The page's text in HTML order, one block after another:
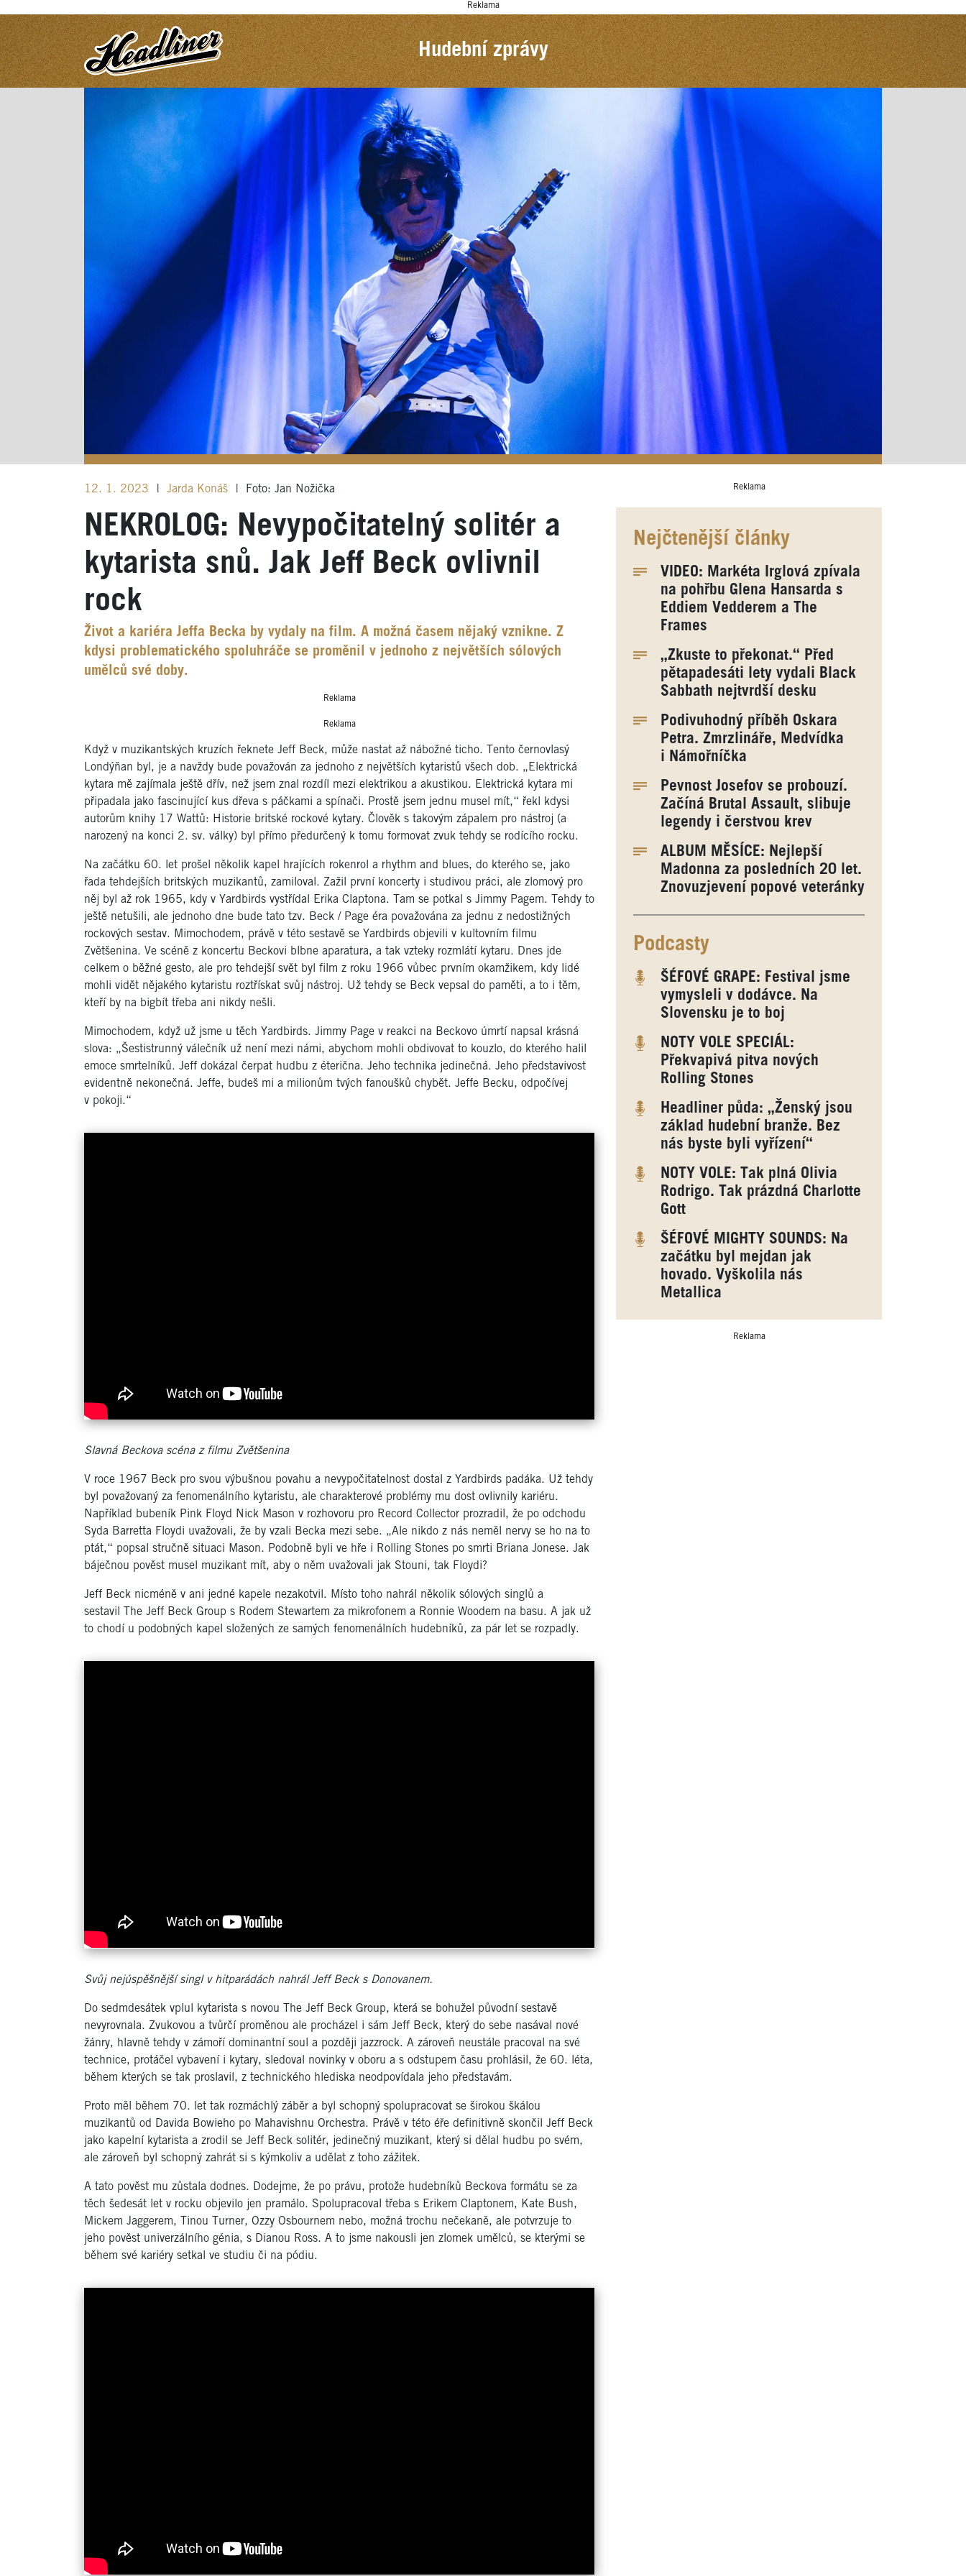
Reklama
Hudební zprávy
12. 1. 2023 Jarda Konáš Foto: Jan Nožička
NEKROLOG: Nevypočitatelný solitér a
kytarista snů. Jak Jeff Beck ovlivnil
rock
Život a kariéra Jeffa Becka by vydaly na film. A možná časem nějaký vznikne. Z
kdysi problematického spoluhráče se proměnil v jednoho z největších sólových
umělců své doby.
Reklama
Reklama
Když v muzikantských kruzích řeknete Jeff Beck, může nastat až nábožné ticho. Tento černovlasý
Londýňan byl, je a navždy bude považován za jednoho z největších kytaristů všech dob. „Elektrická
kytara mě zajímala ještě dřív, než jsem znal rozdíl mezi elektrikou a akustikou. Elektrická kytara mi
připadala jako fascinující kus dřeva s páčkami a spínači. Prostě jsem jednu musel mít,“ řekl kdysi
autorům knihy 17 Wattů: Historie britské rockové kytary. Člověk s takovým zápalem pro nástroj (a
narozený na konci 2. sv. války) byl přímo předurčený k tomu formovat zvuk tehdy se rodícího rocku.
Na začátku 60. let prošel několik kapel hrajících rokenrol a rhythm and blues, do kterého se, jako
řada tehdejších britských muzikantů, zamiloval. Zažil první koncerty i studivou práci, ale zlomový pro
něj byl až rok 1965, kdy v Yardbirds vystřídal Erika Claptona. Tam se potkal s Jimmy Pagem. Tehdy to
ještě netušili, ale jednoho dne bude tato tzv. Beck / Page éra považována za jednu z nedostižných
rockových sestav. Mimochodem, právě v této sestavě se Yardbirds objevili v kultovním filmu
Zvětšenina. Ve scéně z koncertu Beckovi blbne aparatura, a tak vzteky rozmlátí kytaru. Dnes jde
celkem o běžné gesto, ale pro tehdejší svět byl film z roku 1966 vůbec prvním okamžikem, kdy lidé
mohli vidět nějakého kytaristu roztřískat svůj nástroj. Už tehdy se Beck vepsal do paměti, a to i těm,
kteří by na bigbít třeba ani nikdy nešli.
Mimochodem, když už jsme u těch Yardbirds. Jimmy Page v reakci na Beckovo úmrtí napsal krásná
slova: „Šestistrunný válečník už není mezi námi, abychom mohli obdivovat to kouzlo, do kterého halil
emoce smrtelníků. Jeff dokázal čerpat hudbu z éterična. Jeho technika jedinečná. Jeho představivost
evidentně nekonečná. Jeffe, budeš mi a milionům tvých fanoušků chybět. Jeffe Becku, odpočívej
v pokoji.“
Slavná Beckova scéna z filmu Zvětšenina
V roce 1967 Beck pro svou výbušnou povahu a nevypočitatelnost dostal z Yardbirds padáka. Už tehdy
byl považovaný za fenomenálního kytaristu, ale charakterové problémy mu dost ovlivnily kariéru.
Například bubeník Pink Floyd Nick Mason v rozhovoru pro Record Collector prozradil, že po odchodu
Syda Barretta Floydi uvažovali, že by vzali Becka mezi sebe. „Ale nikdo z nás neměl nervy se ho na to
ptát,“ popsal stručně situaci Mason. Podobně byli ve hře i Rolling Stones po smrti Briana Jonese. Jak
báječnou pověst musel muzikant mít, aby o něm uvažovali jak Stouni, tak Floydi?
Jeff Beck nicméně v ani jedné kapele nezakotvil. Místo toho nahrál několik sólových singlů a
sestavil The Jeff Beck Group s Rodem Stewartem za mikrofonem a Ronnie Woodem na basu. A jak už
to chodí u podobných kapel složených ze samých fenomenálních hudebníků, za pár let se rozpadly.
Svůj nejúspěšnější singl v hitparádách nahrál Jeff Beck s Donovanem.
Do sedmdesátek vplul kytarista s novou The Jeff Beck Group, která se bohužel původní sestavě
nevyrovnala. Zvukovou a tvůrčí proměnou ale procházel i sám Jeff Beck, který do sebe nasával nové
žánry, hlavně tehdy v zámoří dominantní soul a později jazzrock. A zároveň neustále pracoval na své
technice, protáčel vybavení i kytary, sledoval novinky v oboru a s odstupem času prohlásil, že 60. léta,
během kterých se tak proslavil, z technického hlediska neodpovídala jeho představám.
Proto měl během 70. let tak rozmáchlý záběr a byl schopný spolupracovat se širokou škálou
muzikantů od Davida Bowieho po Mahavishnu Orchestra. Právě v této éře definitivně skončil Jeff Beck
jako kapelní kytarista a zrodil se Jeff Beck solitér, jedinečný muzikant, který si dělal hudbu po svém,
ale zároveň byl schopný zahrát si s kýmkoliv a udělat z toho zážitek.
A tato pověst mu zůstala dodnes. Dodejme, že po právu, protože hudebníků Beckova formátu se za
těch šedesát let v rocku objevilo jen pramálo. Spolupracoval třeba s Erikem Claptonem, Kate Bush,
Mickem Jaggerem, Tinou Turner, Ozzy Osbournem nebo, možná trochu nečekaně, ale potvrzuje to
jeho pověst univerzálního génia, s Dianou Ross. A to jsme nakousli jen zlomek umělců, se kterými se
během své kariéry setkal ve studiu či na pódiu.
Reklama
Nejčtenější články
VIDEO: Markéta Irglová zpívala
na pohřbu Glena Hansarda s
Eddiem Vedderem a The
Frames
„Zkuste to překonat.“ Před
pětapadesáti lety vydali Black
Sabbath nejtvrdší desku
Podivuhodný příběh Oskara
Petra. Zmrzlináře, Medvídka
i Námořníčka
Pevnost Josefov se probouzí.
Začíná Brutal Assault, slibuje
legendy i čerstvou krev
ALBUM MĚSÍCE: Nejlepší
Madonna za posledních 20 let.
Znovuzjevení popové veteránky
Podcasty
ŠÉFOVÉ GRAPE: Festival jsme
vymysleli v dodávce. Na
Slovensku je to boj
NOTY VOLE SPECIÁL:
Překvapivá pitva nových
Rolling Stones
Headliner půda: „Ženský jsou
základ hudební branže. Bez
nás byste byli vyřízení“
NOTY VOLE: Tak plná Olivia
Rodrigo. Tak prázdná Charlotte
Gott
ŠÉFOVÉ MIGHTY SOUNDS: Na
začátku byl mejdan jak
hovado. Vyškolila nás
Metallica
Reklama